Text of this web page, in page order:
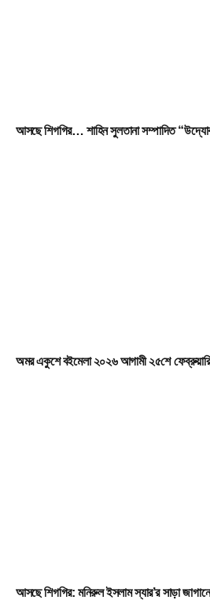
আসছে শিগগির… শাহিন সুলতানা সম্পাদিত
অমর একুশে বইমেলা ২০২৬ আগামী ২৫শে
আসছে শিগগির: মনিরুল ইসলাম স্যার’র সাড়া